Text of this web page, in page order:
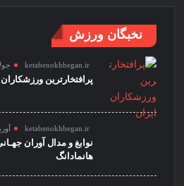
نخبگان ورزش
ketabenokhbegan.ir جولای
پرافتخارترین
ketabenokhbegan.ir آوریل
نوابغ و مدال آوران
هانمادانگ